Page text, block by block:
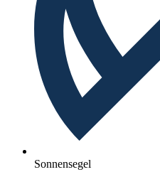
Sonnensegel